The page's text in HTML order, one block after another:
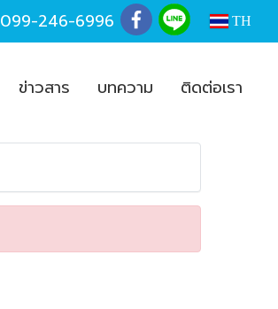
099-246-6996 TH
ข่าวสาร บทความ ติดต่อเรา